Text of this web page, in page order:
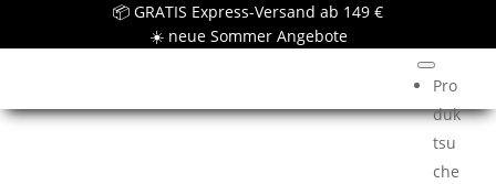
📦 GRATIS Express-Versand ab 149 €
☀️ neue Sommer Angebote
Pro
duk
tsu
che